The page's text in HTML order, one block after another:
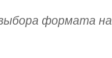
формата на